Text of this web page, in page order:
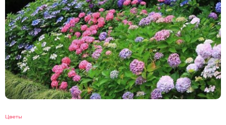
Цветы